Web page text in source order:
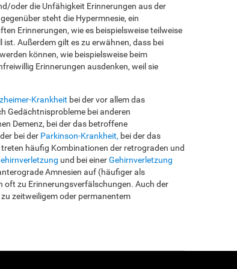
oder die Unfähigkeit Erinnerungen aus der
steht die Hypermnesie, ein
Erinnerungen, wie es beispielsweise teilweise
Außerdem gilt es zu erwähnen, dass bei
können, wie beispielsweise beim
Erinnerungen ausdenken, weil sie
Krankheit bei der vor allem das
Gedächtnisprobleme bei anderen
Demenz, bei der das betroffene
bei der Parkinson-Krankheit, bei der das
häufig Kombinationen der retrograden und
und bei einerGehirnverletzung
Amnesien auf (häufiger als
oft zu Erinnerungsverfälschungen. Auch der
zeitweiligem oder permanentem